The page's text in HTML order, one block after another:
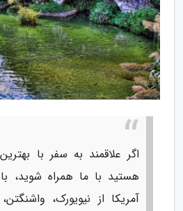
اگر علاقمند به سفر با بهترین
هستید با ما همراه شوید،
آمریکا از نیویورک،